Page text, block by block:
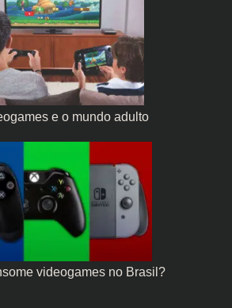
e o mundo adulto
videogames no Brasil?